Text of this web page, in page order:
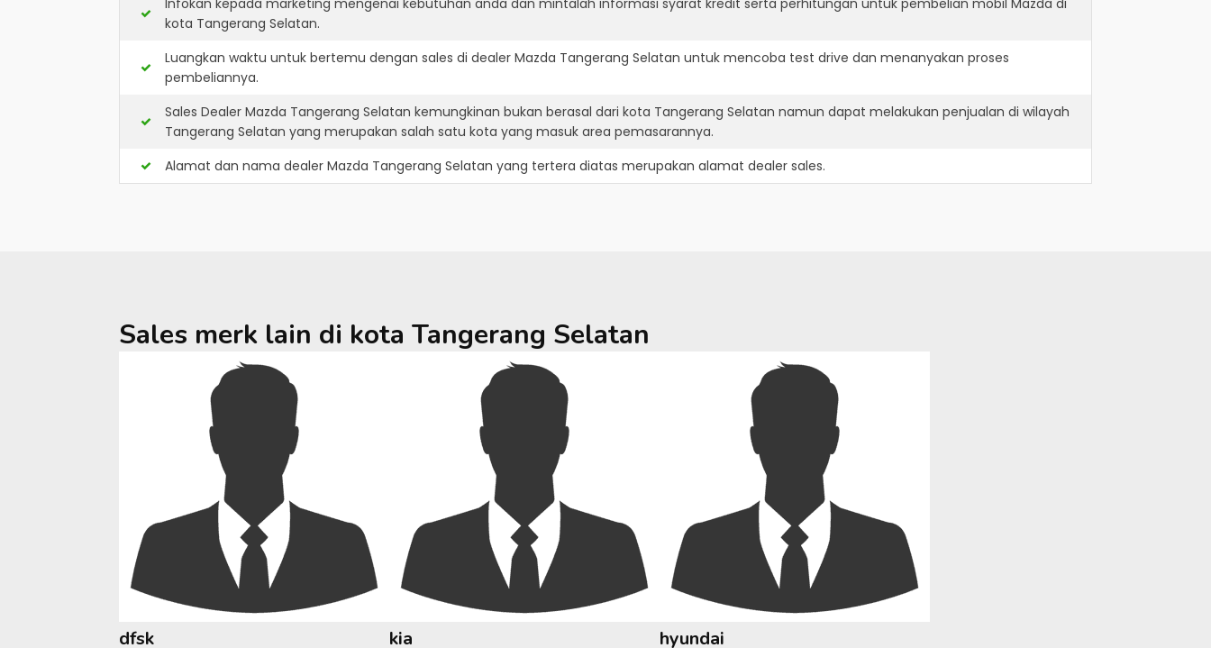
Infokan kepada marketing mengenai kebutuhan anda dan mintalah informasi syarat kredit serta perhitungan untuk pembelian mobil Mazda di
kota Tangerang Selatan.
Luangkan waktu untuk bertemu dengan sales di dealer Mazda Tangerang Selatan untuk mencoba test drive dan menanyakan proses
pembeliannya.
Sales Dealer Mazda Tangerang Selatan kemungkinan bukan berasal dari kota Tangerang Selatan namun dapat melakukan penjualan di wilayah
Tangerang Selatan yang merupakan salah satu kota yang masuk area pemasarannya.
Alamat dan nama dealer Mazda Tangerang Selatan yang tertera diatas merupakan alamat dealer sales.
Sales merk lain di kota Tangerang Selatan
dfsk kia hyundai